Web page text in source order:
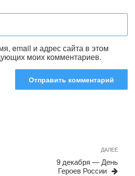
email и адрес сайта в этом
моих комментариев.
ДАЛЕЕ
9 декабря — День
Героев России